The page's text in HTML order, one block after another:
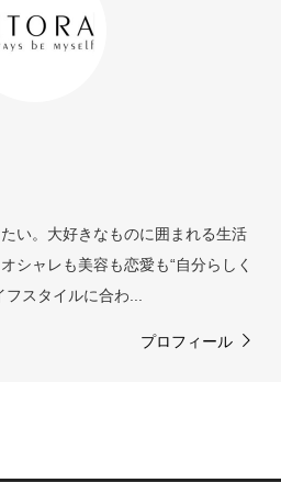
い。大好きなものに囲まれる生活
シャレも美容も恋愛も“自分らしく
スタイルに合わ...
プロフィール